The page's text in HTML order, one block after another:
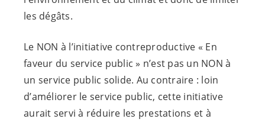
les dégâts.
Le NON à l’initiative contreproductive « En
faveur du service public » n’est pas un NON à
un service public solide. Au contraire : loin
d’améliorer le service public, cette initiative
aurait servi à réduire les prestations et à